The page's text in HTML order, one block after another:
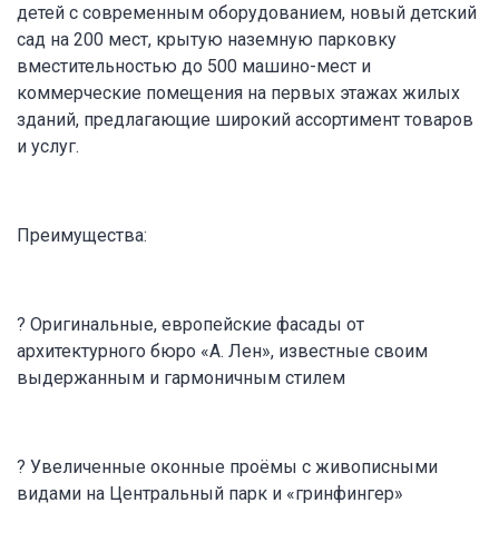
детей с современным оборудованием, новый детский
сад на 200 мест, крытую наземную парковку
вместительностью до 500 машино-мест и
коммерческие помещения на первых этажах жилых
зданий, предлагающие широкий ассортимент товаров
и услуг.
Преимущества:
? Оригинальные, европейские фасады от
архитектурного бюро «А. Лен», известные своим
выдержанным и гармоничным стилем
? Увеличенные оконные проёмы с живописными
видами на Центральный парк и «гринфингер»